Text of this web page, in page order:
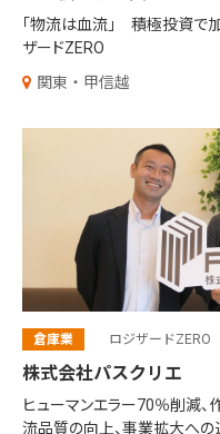
「物流は血流」 積極投資で
ザードZERO
関東・甲信越
倉庫業 ロジザードZERO
株式会社パスクリエ
ヒューマンエラー70％削減
流品質の向上、事業拡大へ